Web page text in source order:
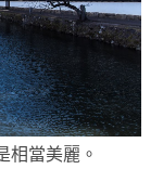
相當美麗。